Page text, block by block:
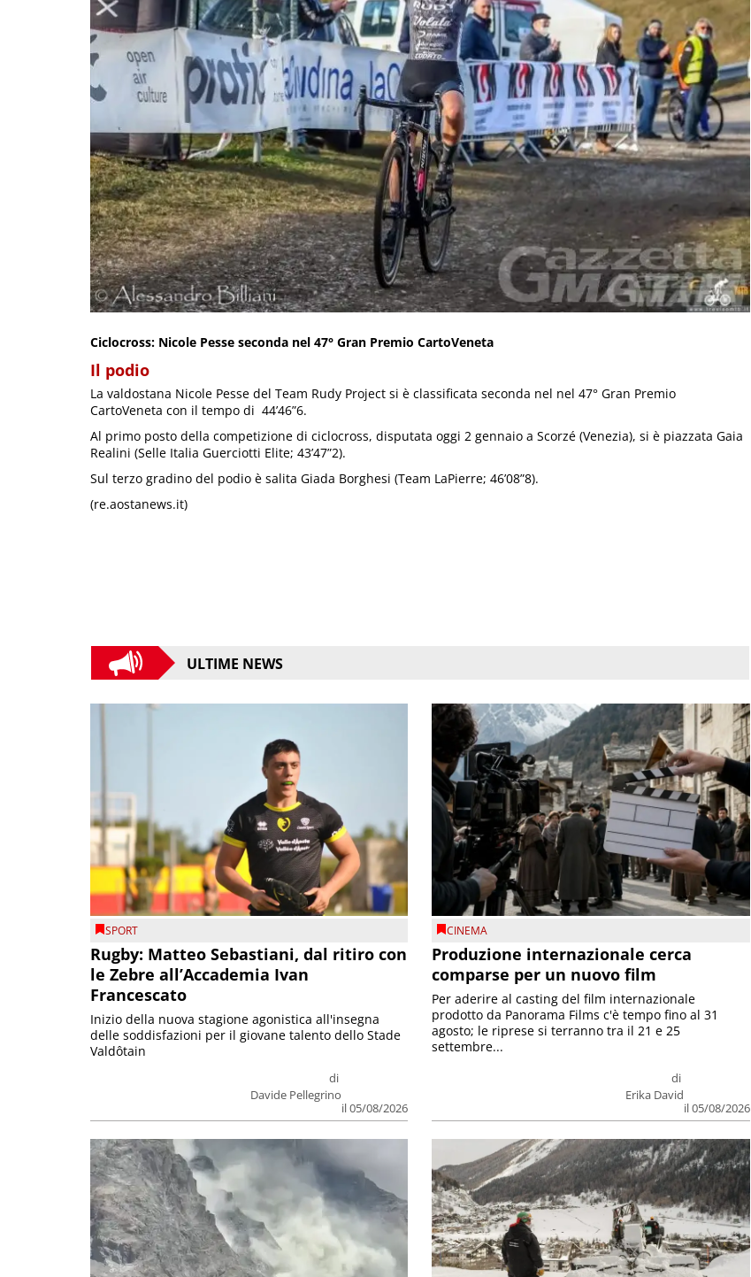
Ciclocross: Nicole Pesse seconda nel 47° Gran Premio CartoVeneta
Il podio
La valdostana Nicole Pesse del Team Rudy Project si è classificata seconda nel nel 47° Gran Premio
CartoVeneta con il tempo di 44’46”6.
Al primo posto della competizione di ciclocross, disputata oggi 2 gennaio a Scorzé (Venezia), si è piazzata Gaia
Realini (Selle Italia Guerciotti Elite; 43’47”2).
Sul terzo gradino del podio è salita Giada Borghesi (Team LaPierre; 46’08”8).
(re.aostanews.it)
ULTIME NEWS
SPORT
Rugby: Matteo Sebastiani, dal ritiro con
le Zebre all’Accademia Ivan
Francescato
di
Davide Pellegrino
il 05/08/2026
Inizio della nuova stagione agonistica all'insegna
delle soddisfazioni per il giovane talento dello Stade
Valdôtain
CINEMA
Produzione internazionale cerca
comparse per un nuovo film
di
Erika David
il 05/08/2026
Per aderire al casting del film internazionale
prodotto da Panorama Films c'è tempo fino al 31
agosto; le riprese si terranno tra il 21 e 25
settembre...